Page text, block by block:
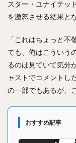
スター・ユナイテッ
を激怒させる結果と
「これはちょっと
ても、俺はこういう
るのは見ていて気分
ャストでコメントし
の一部でもあるが、
おすすめ記事